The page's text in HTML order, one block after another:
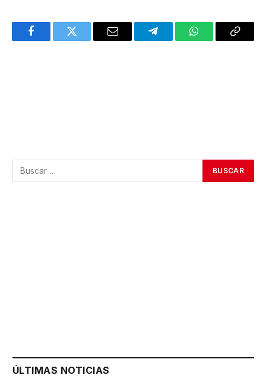
FacebookTwitter Email TelegramWhatsAppCopy
ÚLTIMAS NOTICIAS